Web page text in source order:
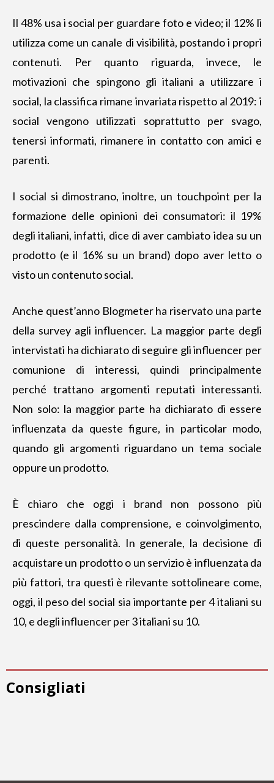
Il 48% usa i social per guardare foto e video; il 12% li
utilizza come un canale di visibilità, postando i propri
contenuti. Per quanto riguarda, invece, le
motivazioni che spingono gli italiani a utilizzare i
social, la classifica rimane invariata rispetto al 2019: i
social vengono utilizzati soprattutto per svago,
tenersi informati, rimanere in contatto con amici e
parenti.
I social si dimostrano, inoltre, un touchpoint per la
formazione delle opinioni dei consumatori: il 19%
degli italiani, infatti, dice di aver cambiato idea su un
prodotto (e il 16% su un brand) dopo aver letto o
visto un contenuto social.
Anche quest’anno Blogmeter ha riservato una parte
della survey agli influencer. La maggior parte degli
intervistati ha dichiarato di seguire gli influencer per
comunione di interessi, quindi principalmente
perché trattano argomenti reputati interessanti.
Non solo: la maggior parte ha dichiarato di essere
influenzata da queste figure, in particolar modo,
quando gli argomenti riguardano un tema sociale
oppure un prodotto.
È chiaro che oggi i brand non possono più
prescindere dalla comprensione, e coinvolgimento,
di queste personalità. In generale, la decisione di
acquistare un prodotto o un servizio è influenzata da
più fattori, tra questi è rilevante sottolineare come,
oggi, il peso del social sia importante per 4 italiani su
10, e degli influencer per 3 italiani su 10.
Consigliati